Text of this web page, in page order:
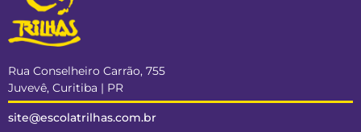
Rua Conselheiro Carrão, 755
Juvevê, Curitiba | PR
site@escolatrilhas.com.br